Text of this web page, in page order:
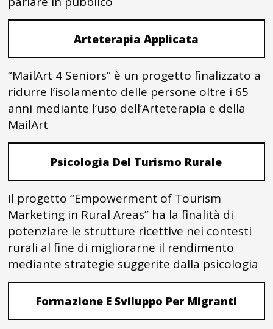
Arteterapia Applicata
“MailArt 4 Seniors” è un progetto finalizzato a
ridurre l’isolamento delle persone oltre i 65
anni mediante l’uso dell’Arteterapia e della
MailArt
Psicologia Del Turismo Rurale
Il progetto “Empowerment of Tourism
Marketing in Rural Areas” ha la finalità di
potenziare le strutture ricettive nei contesti
rurali al fine di migliorarne il rendimento
mediante strategie suggerite dalla psicologia
Formazione E Sviluppo Per Migranti